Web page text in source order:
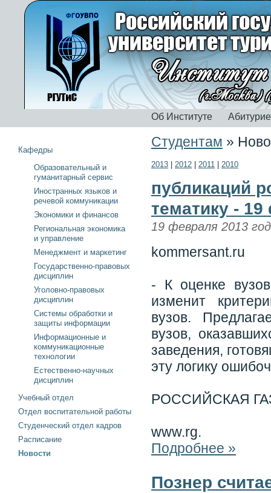
Об Институте
Студентам »
2013 2012 2011 2010
публикаций
тематику -
19 февраля 2013
kommersant.ru
- К оценке
изменит
вузов.
вузов,
заведения,
эту логику
РОССИЙСКАЯ
www.rg.
Подробнее »
Познер
Кафедры
Образовательный и
гуманитарный сервис
Иностранных языков и
речевой коммуникации
Экономики и финансов
Региональная экономика
и управление
Менеджмент и маркетинг
Государственно-правовых
дисциплин
Уголовно-правовых
дисциплин
Системы обработки и
защиты информации
Информационные и
коммуникационные
технологии
Естественно-научных
дисциплин
Учебный отдел
Отдел воспитательной работы
Студенческий отдел кадров
Расписание
Новости